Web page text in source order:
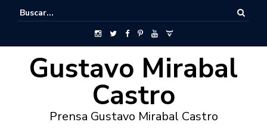
Gustavo Mirabal
Castro
Prensa Gustavo Mirabal Castro